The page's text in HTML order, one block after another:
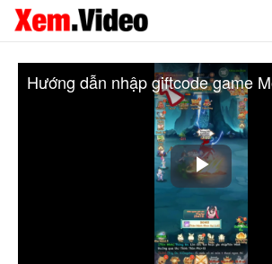
Play
Video
Hướng dẫn nhập giftcode game